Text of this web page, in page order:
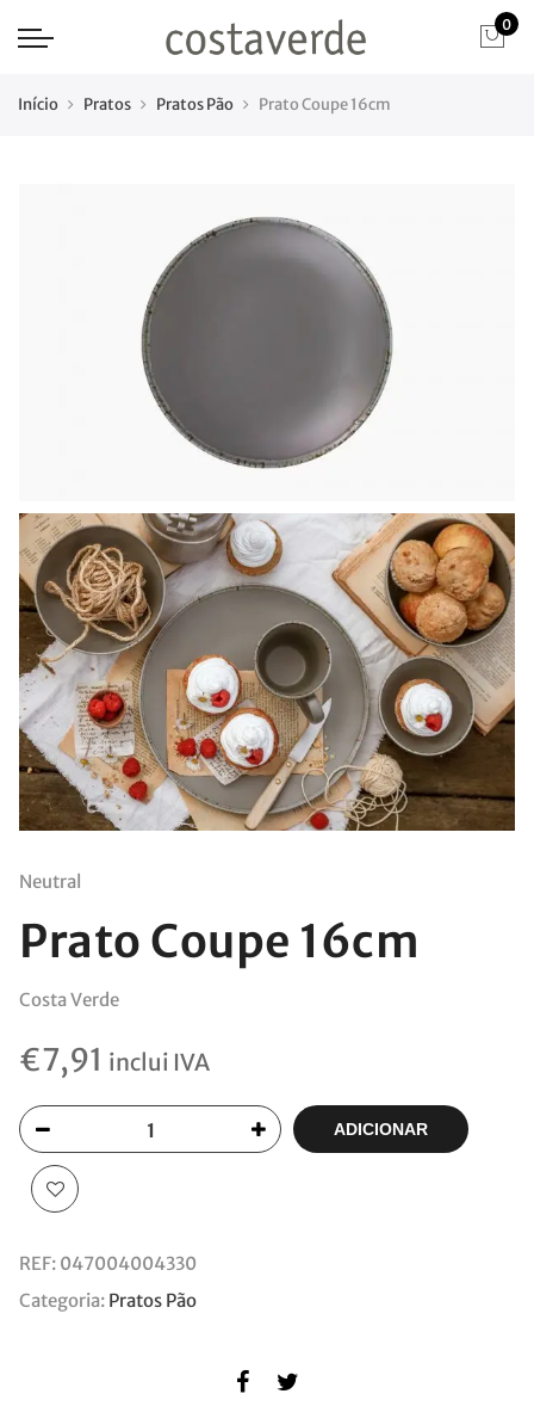
0
Início Pratos Pratos Pão Prato Coupe 16cm
Neutral
Prato Coupe 16cm
Costa Verde
€7,91 inclui IVA
ADICIONAR
REF: 047004004330
Categoria: Pratos Pão